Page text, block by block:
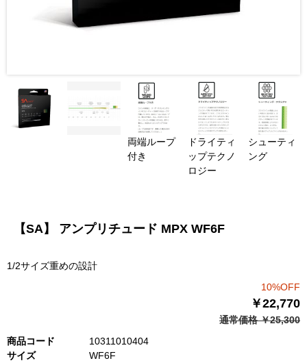
両端ループ
付き
ドライティ
ップテクノ
ロジー
シューティ
ング
【SA】 アンプリチュード MPX WF6F
1/2サイズ重めの設計
10%OFF
￥22,770
通常価格 ￥25,300
商品コード
10311010404
サイズ
WF6F